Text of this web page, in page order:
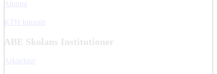
Alumni
KTH Intranät
ABE Skolans Institutioner
Arkitektur